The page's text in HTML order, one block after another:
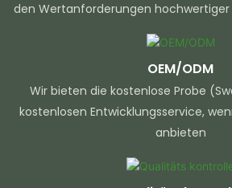
den Wertanforderungen
OEM/ODM
Wir bieten die kostenlose Probe
kostenlosen Entwicklungsservice,
anbieten